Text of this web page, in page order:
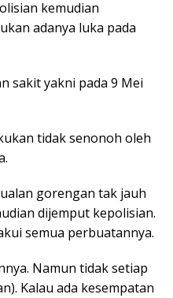
kemudian
adanya luka pada
sakit yakni pada 9 Mei
tidak senonoh oleh
gorengan tak jauh
dijemput kepolisian.
semua perbuatannya.
Namun tidak setiap
Kalau ada kesempatan